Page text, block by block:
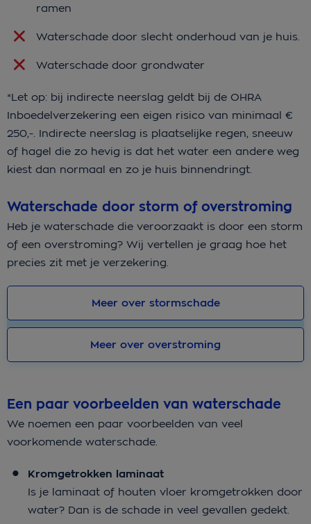
ramen
Waterschade door slecht onderhoud van je huis.
Waterschade door grondwater
*Let op: bij indirecte neerslag geldt bij de OHRA
Inboedelverzekering een eigen risico van minimaal €
250,-. Indirecte neerslag is plaatselijke regen, sneeuw
of hagel die zo hevig is dat het water een andere weg
kiest dan normaal en zo je huis binnendringt.
Waterschade door storm of overstroming
Heb je waterschade die veroorzaakt is door een storm
of een overstroming? Wij vertellen je graag hoe het
precies zit met je verzekering.
Meer over stormschade
Meer over overstroming
Een paar voorbeelden van waterschade
We noemen een paar voorbeelden van veel
voorkomende waterschade.
Kromgetrokken laminaat
Is je laminaat of houten vloer kromgetrokken door
water? Dan is de schade in veel gevallen gedekt.